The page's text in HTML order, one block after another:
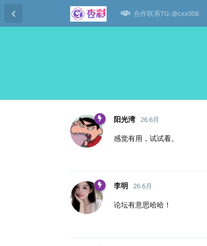
合作联系TG: @cxx008
阳光湾 26 6月
感觉有用，试试看。
李明 26 6月
论坛有意思哈哈！